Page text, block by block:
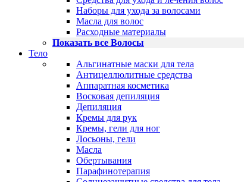
Наборы для ухода за волосами
Масла для волос
Расходные материалы
Показать все Волосы
Тело
Альгинатные маски для тела
Антицеллюлитные средства
Аппаратная косметика
Восковая депиляция
Депиляция
Кремы для рук
Кремы, гели для ног
Лосьоны, гели
Масла
Обертывания
Парафинотерапия